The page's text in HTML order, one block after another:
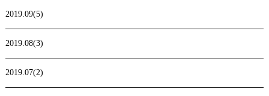
2019.09(5)
2019.08(3)
2019.07(2)